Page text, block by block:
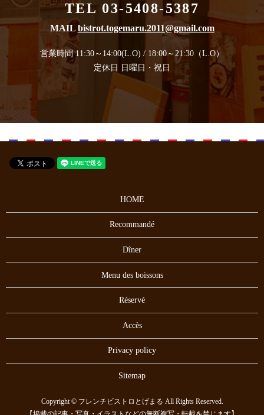
TEL 03-5408-5387
MAIL bistrot.togemaru.2011@gmail.com
営業時間 11:30～14:00(L.O) / 18:00～21:30（L.O）
定休日 日曜日・祝日
HOME
Recommandé
Dîner
Menu des boissons
Réservé
Accès
Privacy policy
Sitemap
Copyright © フレンチビストロとげまる All Rights Reserved.